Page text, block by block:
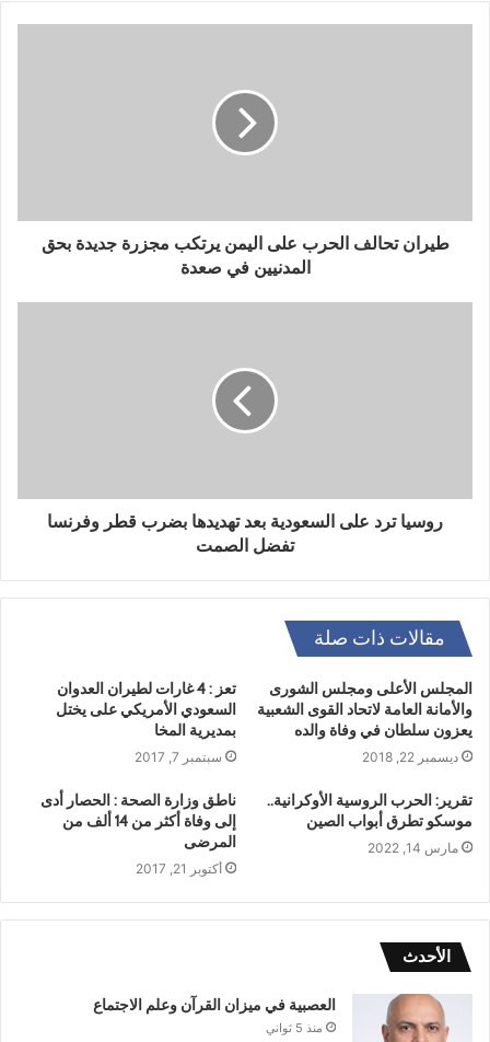
طيران تحالف الحرب على اليمن يرتكب مجزرة جديدة بحق
المدنيين في صعدة
روسيا ترد على السعودية بعد تهديدها بضرب قطر وفرنسا
تفضل الصمت
مقالات ذات صلة
المجلس الأعلى ومجلس الشورى
والأمانة العامة لاتحاد القوى الشعبية
يعزون سلطان في وفاة والده
ديسمبر 22, 2018
تعز : 4 غارات لطيران العدوان
السعودي الأمريكي على يختل
بمديرية المخا
سبتمبر 7, 2017
تقرير: الحرب الروسية الأوكرانية..
موسكو تطرق أبواب الصين
مارس 14, 2022
ناطق وزارة الصحة : الحصار أدى
إلى وفاة أكثر من 14 ألف من
المرضى
أكتوبر 21, 2017
الأحدث
العصبية في ميزان القرآن وعلم الاجتماع
منذ 5 ثواني